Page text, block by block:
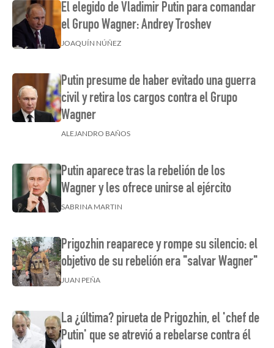
El elegido de Vladimir Putin para comandar
el Grupo Wagner: Andrey Troshev
JOAQUÍN NÚÑEZ
Putin presume de haber evitado una guerra
civil y retira los cargos contra el Grupo
Wagner
ALEJANDRO BAÑOS
Putin aparece tras la rebelión de los
Wagner y les ofrece unirse al ejército
SABRINA MARTIN
Prigozhin reaparece y rompe su silencio: el
objetivo de su rebelión era "salvar Wagner"
JUAN PEÑA
La ¿última? pirueta de Prigozhin, el 'chef de
Putin' que se atrevió a rebelarse contra él